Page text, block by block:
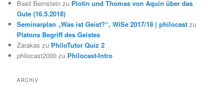
Basil Bernstein zu Plotin und Thomas von Aquin über das
Gute (16.5.2018)
Seminarplan „Was ist Geist?“, WiSe 2017/18 | philocast zu
Platons Begriff des Geistes
Zarakas zu PhiloTutor Quiz 2
philocast2000 zu Philocast-Intro
ARCHIV